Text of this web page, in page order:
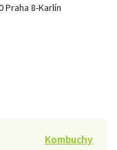
Praha 8-Karlín
Kombuchy